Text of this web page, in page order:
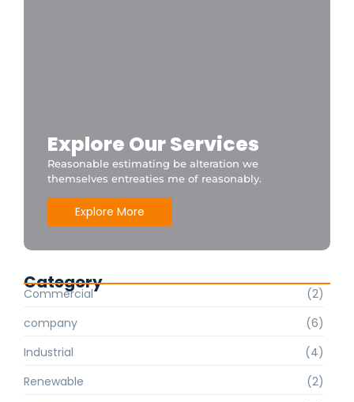
Explore Our Services
Reasonable estimating be alteration we
themselves entreaties me of reasonably.
Explore More
Category
Commercial
(2)
company
(6)
Industrial
(4)
Renewable
(2)